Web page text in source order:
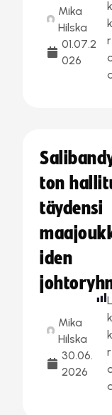
Mika
Hilska
01.07.2
026
ton
täydensi
iden
Mika
Hilska
30.06.
2026